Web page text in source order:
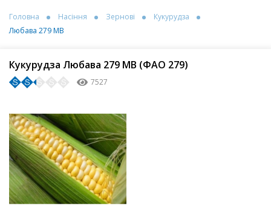
Головна Насіння Зернові
Кукурудза
Любава 279 МВ
Кукурудза Любава 279 МВ (ФАО 279)
7527